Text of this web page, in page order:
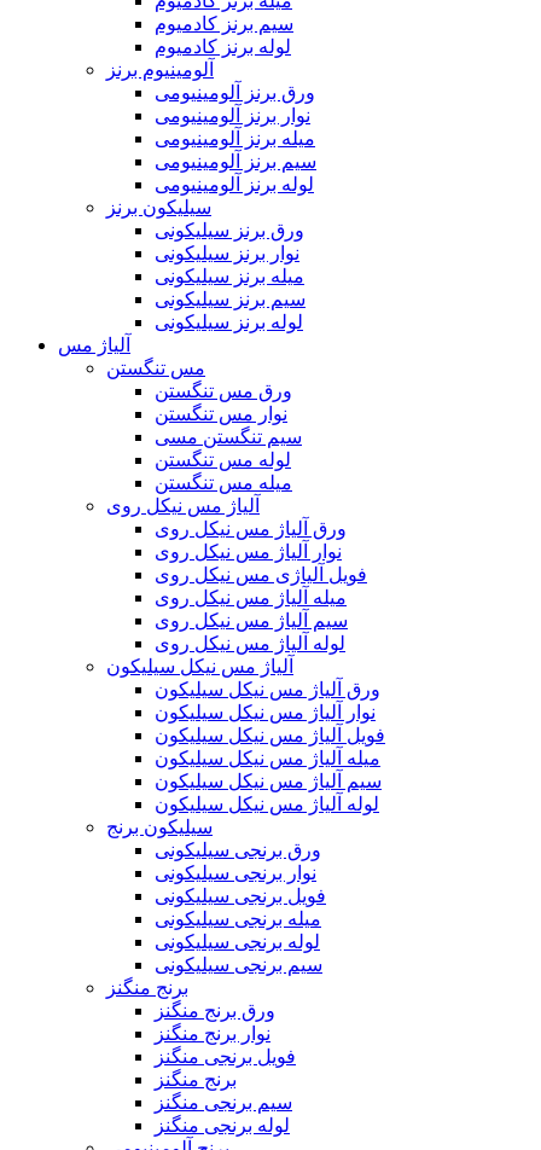
سیم برنز کادمیوم
لوله برنز کادمیوم
آلومینیوم برنز
ورق برنز آلومینیومی
نوار برنز آلومینیومی
میله برنز آلومینیومی
سیم برنز آلومینیومی
لوله برنز آلومینیومی
سیلیکون برنز
ورق برنز سیلیکونی
نوار برنز سیلیکونی
میله برنز سیلیکونی
سیم برنز سیلیکونی
لوله برنز سیلیکونی
آلیاژ مس
مس تنگستن
ورق مس تنگستن
نوار مس تنگستن
سیم تنگستن مسی
لوله مس تنگستن
میله مس تنگستن
آلیاژ مس نیکل روی
ورق آلیاژ مس نیکل روی
نوار آلیاژ مس نیکل روی
فویل آلیاژی مس نیکل روی
میله آلیاژ مس نیکل روی
سیم آلیاژ مس نیکل روی
لوله آلیاژ مس نیکل روی
آلیاژ مس نیکل سیلیکون
ورق آلیاژ مس نیکل سیلیکون
نوار آلیاژ مس نیکل سیلیکون
فویل آلیاژ مس نیکل سیلیکون
میله آلیاژ مس نیکل سیلیکون
سیم آلیاژ مس نیکل سیلیکون
لوله آلیاژ مس نیکل سیلیکون
سیلیکون برنج
ورق برنجی سیلیکونی
نوار برنجی سیلیکونی
فویل برنجی سیلیکونی
میله برنجی سیلیکونی
لوله برنجی سیلیکونی
سیم برنجی سیلیکونی
برنج منگنز
ورق برنج منگنز
نوار برنج منگنز
فویل برنجی منگنز
برنج منگنز
سیم برنجی منگنز
لوله برنجی منگنز